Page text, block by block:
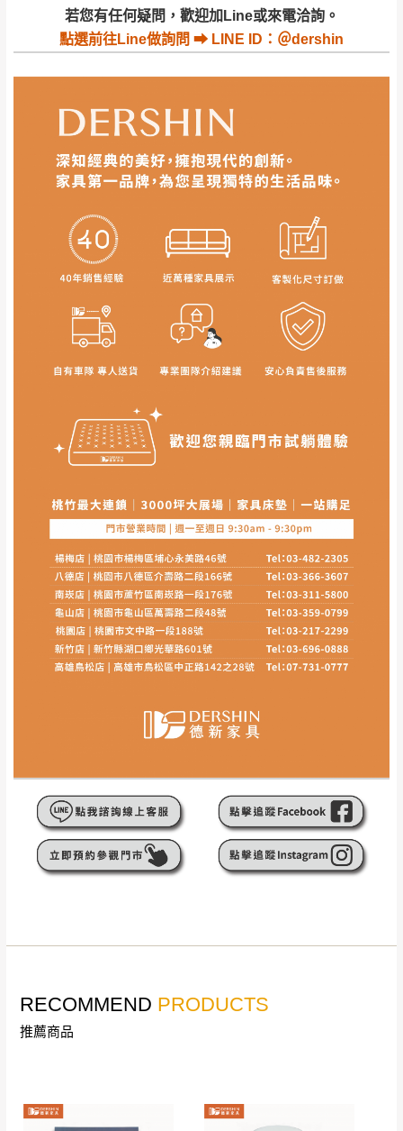
若您有任何疑問，歡迎加Line或來電洽詢。
點選前往Line做詢問 ⮕ LINE ID：＠dershin
｜周（一）配送部門固定公休無送貨｜
台北市、新北市地區固定每周(三)、(日)兩天收送貨
暫無配送地區：彰化、南投、雲林、嘉義、台南、高
雄、屏東、宜蘭、 花蓮、台東、金門、馬祖、澎湖地區
（可於LINE線上詢問 →@dershin）
加收說明
。
本司貨車運送如因路況不佳、天候惡劣、過於偏遠之
山區內等，或收貨地點搬運過於困難等因素，導致無
狀況保有出貨的權利。
保護物流人員的工作安全，賣家無提供吊掛服務，若
需以吊車或其他的吊掛方式吊運，費用將由買方自行
支付。
因大型傢俱有組裝、配送的問題，並非一般快速到貨
商品，無法指定特定時間送達，司機當天到貨前皆會
再與您通知，讓您不用整天在家等貨，以免浪費你的
寶貴時間。
事，而危及運送人員輸送之安全，本司得視狀況延後
或停止運送服務。
遇百貨周年慶期間，恕暫停百貨公司相關運送 》
無回收家具服務，若需回收家俱可聯絡當地請清潔隊
回收,免付費清運專線：0800-085-717
若收到不良品，請於到貨日起七日內通知本
公司客服人員，我們將為您更換新品，運費
皆由本站負責，所有退回及換貨之商品必須
是全新狀態且完整包裝，床墊、床包、枕頭
包裝、廠商紙及所有附隨文件或資料之完整
貨。
由於透過電腦螢幕選購商品，可能會因個人
電腦螢幕的設定色差或解析度等因素， 與實
際商品的顏色、質感稍有不同，如因此而需
退換貨，
需自付來回運費及人資成本，請您
訂購前詳加確認。(包含商品尺寸是否合適)。
訂購前請確認商品尺寸，大型物件因為人工
丈量，難免會有些許誤差值(約正負0.5CM)
內通知客服人員(Line@ ID：
須保持商品全新狀態與完整包裝。鑑賞期間
若發生非本司因素致使之汙損破壞，恕無法
台北市、新北市地區固定每周(三)、(日)兩天
收送貨，敬請見諒！
本公司部份商品無維修服務，超過7日鑑賞
期，商品使用年限，因客人使用習慣、居家
環境不同。若屬人為因素導致商品損壞、零
件短缺，則維修、搬運費用，需由消費者自
行吸收(另事先與消費者報價，消費者同意將
到貨7日內為鑑賞期(注意:鑑賞期非試用期)，
若非商品品質瑕疵問題於鑑賞期內退貨之情
如欲放置營業場所及公開場合之商品則無享
有商品一年保固之服務。
▪️訂單成立時請儘速於三日內完成付款，交易恕不
殺價，商品均已最低價格售出，且在特定時日會給
予保留(訂單自動取消)。
RECOMMEND PRODUCTS
推薦商品